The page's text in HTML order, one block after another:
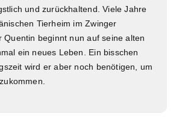
und zurückhaltend. Viele Jahre
Tierheim im Zwinger
Quentin beginnt nun auf seine alten
ein neues Leben. Ein bisschen
wird er aber noch benötigen, um